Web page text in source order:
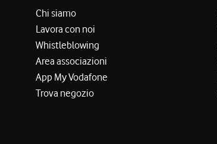
Chi siamo
Lavora con noi
Whistleblowing
Area associazioni
App My Vodafone
Trova negozio